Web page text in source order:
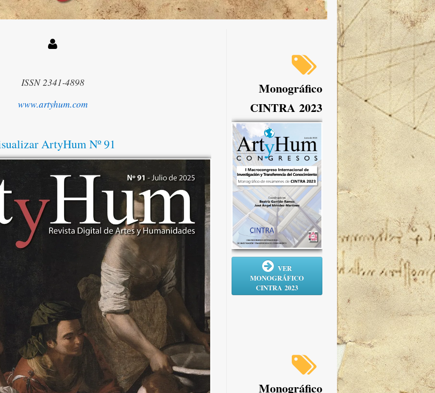
ISSN 2341-4898
www.artyhum.com
ArtyHum Nº 91
Monográfico
CINTRA 2023
VER
MONOGRÁFICO
CINTRA 2023
Monográfico